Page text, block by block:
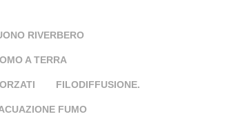
RIVERBERO
A TERRA
FILODIFFUSIONE.
FUMO